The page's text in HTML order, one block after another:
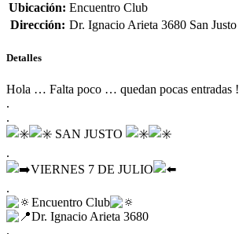
Ubicación: Encuentro Club
Dirección: Dr. Ignacio Arieta 3680 San Justo
Detalles
Hola … Falta poco … quedan pocas entradas !
.
.
SAN JUSTO
.
VIERNES 7 DE JULIO
.
Encuentro Club
Dr. Ignacio Arieta 3680
.